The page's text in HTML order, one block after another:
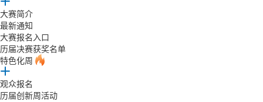
大赛简介
最新通知
大赛报名入口
历届决赛获奖名单
特色化周
观众报名
历届创新周活动